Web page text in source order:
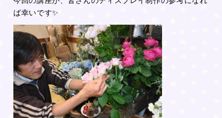
ば幸いです✨